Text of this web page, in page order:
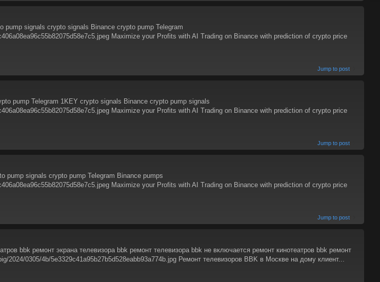
pump signals crypto signals Binance crypto pump Telegram
Maximize your Profits with AI Trading on Binance with prediction of crypto price
Jump to post
pump Telegram 1KEY crypto signals Binance crypto pump signals
Maximize your Profits with AI Trading on Binance with prediction of crypto price
Jump to post
pump signals crypto pump Telegram Binance pumps
Maximize your Profits with AI Trading on Binance with prediction of crypto price
Jump to post
bbk ремонт экрана телевизора bbk ремонт телевизора bbk не включается ремонт кинотеатров bbk ремонт
2024/0305/4b/5e3329c41a95b27b5d528eabb93a774b.jpg Ремонт телевизоров BBK в Москве на дому клиент...